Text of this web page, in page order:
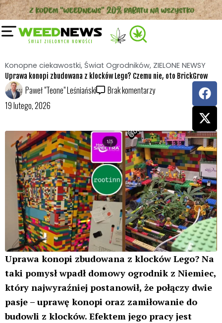
Przejdź
do
treści
Konopne ciekawostki, Świat Ogrodników, ZIELONE NEWSY
Uprawa konopi zbudowana z klocków Lego? Czemu nie, oto BrickGrow
Paweł "Teone" Leśniański
Brak komentarzy
19 lutego, 2026
F
a
c
e
b
o
o
k
X
-
t
w
i
t
t
e
r
Uprawa konopi zbudowana z klocków Lego? Na
taki pomysł wpadł domowy ogrodnik z Niemiec,
który najwyraźniej postanowił, że połączy dwie
pasje – uprawę konopi oraz zamiłowanie do
budowli z klocków. Efektem jego pracy jest